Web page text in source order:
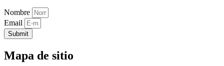
Nombre
Email
Submit
Mapa de sitio